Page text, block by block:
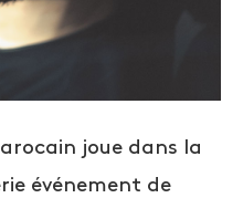
joue dans la
événement de